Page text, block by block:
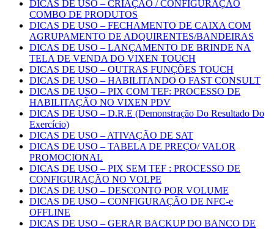
DICAS DE USO – CRIAÇÃO / CONFIGURAÇÃO
COMBO DE PRODUTOS
DICAS DE USO – FECHAMENTO DE CAIXA COM
AGRUPAMENTO DE ADQUIRENTES/BANDEIRAS
DICAS DE USO – LANÇAMENTO DE BRINDE NA
TELA DE VENDA DO VIXEN TOUCH
DICAS DE USO – OUTRAS FUNÇÕES TOUCH
DICAS DE USO – HABILITANDO O FAST CONSULT
DICAS DE USO – PIX COM TEF: PROCESSO DE
HABILITAÇÃO NO VIXEN PDV
DICAS DE USO – D.R.E (Demonstração Do Resultado Do
Exercício)
DICAS DE USO – ATIVAÇÃO DE SAT
DICAS DE USO – TABELA DE PREÇO/ VALOR
PROMOCIONAL
DICAS DE USO – PIX SEM TEF : PROCESSO DE
CONFIGURAÇÃO NO VOLPE
DICAS DE USO – DESCONTO POR VOLUME
DICAS DE USO – CONFIGURAÇÃO DE NFC-e
OFFLINE
DICAS DE USO – GERAR BACKUP DO BANCO DE